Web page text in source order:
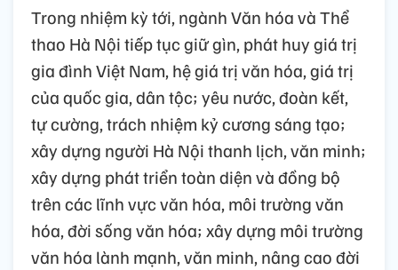
​Trong nhiệm kỳ tới, ngành Văn hóa và Thể
thao Hà Nội tiếp tục giữ gìn, phát huy giá trị
gia đình Việt Nam, hệ giá trị văn hóa, giá trị
của quốc gia, dân tộc; yêu nước, đoàn kết,
tự cường, trách nhiệm kỷ cương sáng tạo;
xây dựng người Hà Nội thanh lịch, văn minh;
xây dựng phát triển toàn diện và đồng bộ
trên các lĩnh vực văn hóa, môi trường văn
hóa, đời sống văn hóa; xây dựng môi trường
văn hóa lành mạnh, văn minh, nâng cao đời